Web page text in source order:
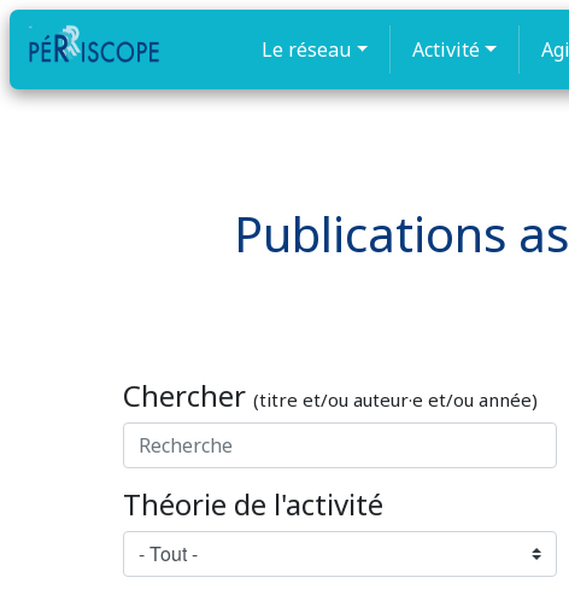
Le réseau Activité
Publications
Chercher (titre et/ou auteur·e et/ou année)
Théorie de l'activité